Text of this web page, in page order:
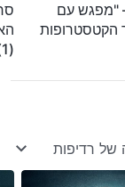
"מפגש עם
הקטסטרופות
של רדיפות על רקע